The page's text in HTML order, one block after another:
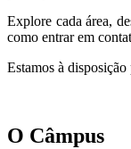
Explore cada área,
como entrar em
Estamos à
O Câmpus